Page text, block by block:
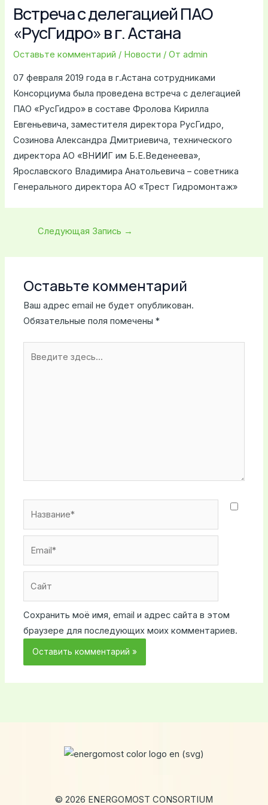
Встреча с делегацией ПАО
«РусГидро» в г. Астана
Оставьте комментарий / Новости / Отadmin
07 февраля 2019 года в г.Астана сотрудниками
Консорциума была проведена встреча с делегацией
ПАО «РусГидро» в составе Фролова Кирилла
Евгеньевича, заместителя директора РусГидро,
Созинова Александра Дмитриевича, технического
директора АО «ВНИИГ им Б.Е.Веденеева»,
Ярославского Владимира Анатольевича – советника
Генерального директора АО «Трест Гидромонтаж»
Следующая Запись →
Оставьте комментарий
Ваш адрес email не будет опубликован.
Обязательные поля помечены*
здесь...
Сохранить моё имя, email и адрес сайта в этом
браузере для последующих моих комментариев.
© 2026 ENERGOMOST CONSORTIUM